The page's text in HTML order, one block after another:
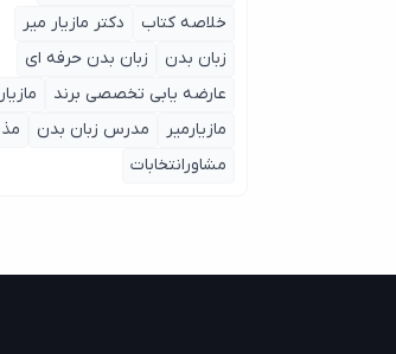
خلاصه کتاب
دکتر مازیار میر
زبان بدن
زبان بدن حرفه ای
عارضه یابی تخصصی برند
مازیارمیر
مدرس زبان بدن
مشاورانتخابات